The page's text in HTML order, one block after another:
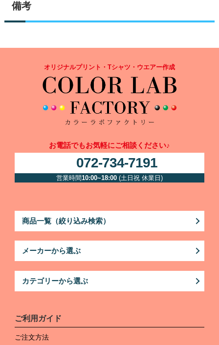
備考
オリジナルプリント・Tシャツ・ウエアー作成
お電話でもお気軽にご相談ください♪
072-734-7191
営業時間10:00~18:00 (土日祝 休業日)
商品一覧（絞り込み検索）
メーカーから選ぶ
カテゴリーから選ぶ
ご利用ガイド
ご注文方法